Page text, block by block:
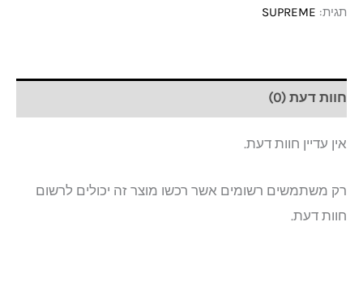
תגית: SUPREME
חוות דעת (0)
אין עדיין חוות דעת.
רק משתמשים רשומים אשר רכשו מוצר זה יכולים לרשום
חוות דעת.